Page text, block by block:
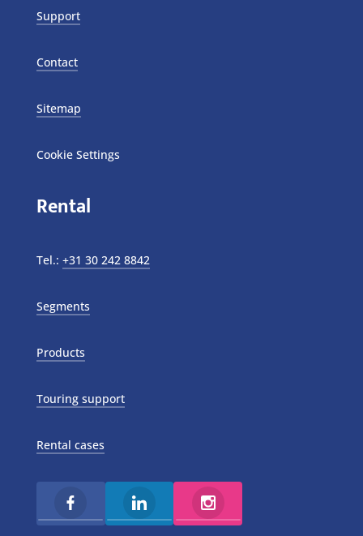
Support
Contact
Sitemap
Cookie Settings
Rental
Tel.: +31 30 242 8842
Segments
Products
Touring support
Rental cases